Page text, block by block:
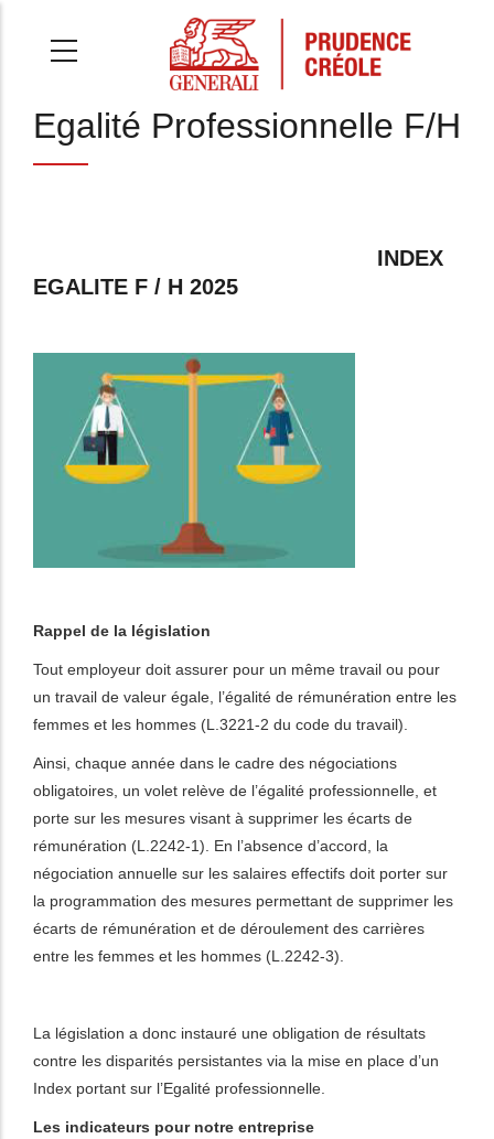
Egalité Professionnelle F/H
INDEX
EGALITE F / H 2025
Rappel de la législation
Tout employeur doit assurer pour un même travail ou pour
un travail de valeur égale, l’égalité de rémunération entre les
femmes et les hommes (L.3221-2 du code du travail).
Ainsi, chaque année dans le cadre des négociations
obligatoires, un volet relève de l’égalité professionnelle, et
porte sur les mesures visant à supprimer les écarts de
rémunération (L.2242-1). En l’absence d’accord, la
négociation annuelle sur les salaires effectifs doit porter sur
la programmation des mesures permettant de supprimer les
écarts de rémunération et de déroulement des carrières
entre les femmes et les hommes (L.2242-3).
La législation a donc instauré une obligation de résultats
contre les disparités persistantes via la mise en place d’un
Index portant sur l’Egalité professionnelle.
Les indicateurs pour notre entreprise